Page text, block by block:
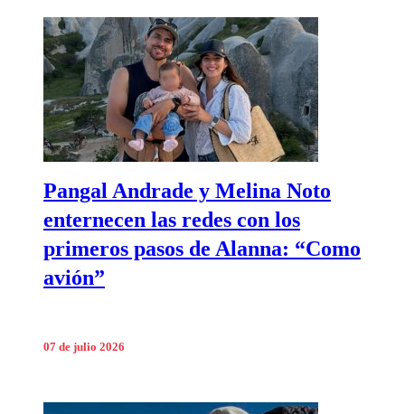
Pangal Andrade y Melina Noto
enternecen las redes con los
primeros pasos de Alanna: “Como
avión”
07 de julio 2026